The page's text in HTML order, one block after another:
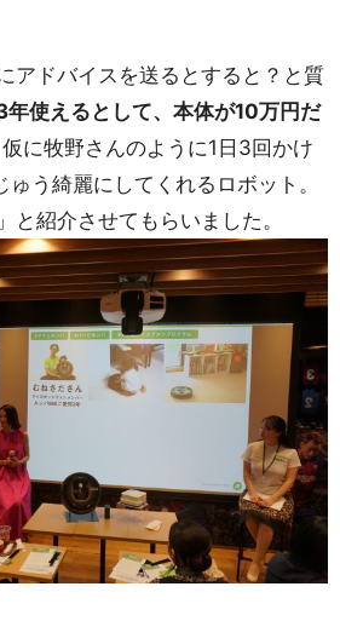
アドバイスを送るとすると？と質
年使えるとして、本体が10万円だ
仮に牧野さんのように1日3回かけ
う綺麗にしてくれるロボット。
と紹介させてもらいました。